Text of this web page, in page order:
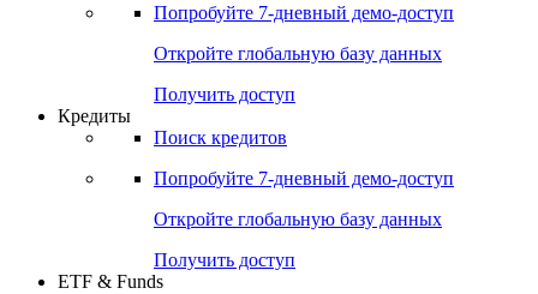
Попробуйте 7-дневный демо-доступ
Откройте глобальную базу данных
Получить доступ
Кредиты
Поиск кредитов
Попробуйте 7-дневный демо-доступ
Откройте глобальную базу данных
Получить доступ
ETF & Funds